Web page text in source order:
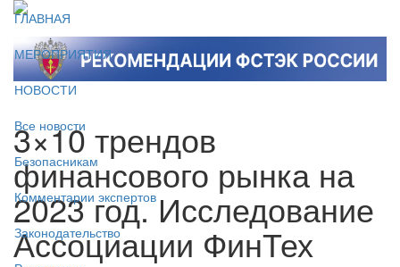
ГЛАВНАЯ
МЕРОПРИЯТИЯ
НОВОСТИ
Все новости
Безопасникам
Комментарии экспертов
Законодательство
3×10 трендов
финансового рынка на
2023 год. Исследование
Ассоциации ФинТех